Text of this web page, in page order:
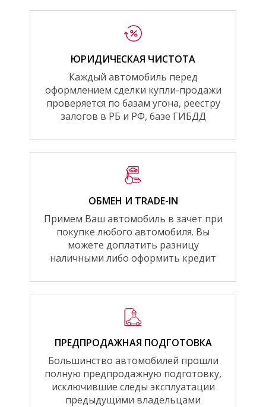
ЮРИДИЧЕСКАЯ ЧИСТОТА
Каждый автомобиль перед
оформлением сделки купли-продажи
проверяется по базам угона, реестру
залогов в РБ и РФ, базе ГИБДД
ОБМЕН И TRADE-IN
Примем Ваш автомобиль в зачет при
покупке любого автомобиля. Вы
можете доплатить разницу
наличными либо оформить кредит
ПРЕДПРОДАЖНАЯ ПОДГОТОВКА
Большинство автомобилей прошли
полную предпродажную подготовку,
исключившие следы эксплуатации
предыдущими владельцами